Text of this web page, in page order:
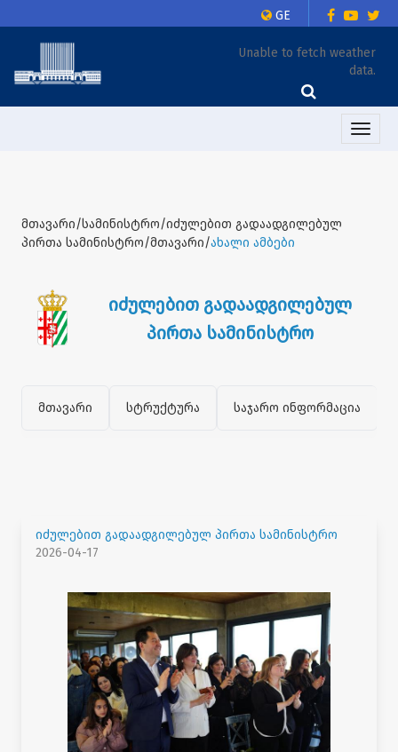
GE
Unable to fetch weather
data.
Toggle
მთავარი/სამინისტრო/იძულებით გადაადგილებულ
პირთა სამინისტრო/მთავარი/ახალი ამბები
იძულებით გადაადგილებულ
პირთა სამინისტრო
მთავარი სტრუქტურა საჯარო ინფორმაცია
იძულებით გადაადგილებულ პირთა სამინისტრო
2026-04-17